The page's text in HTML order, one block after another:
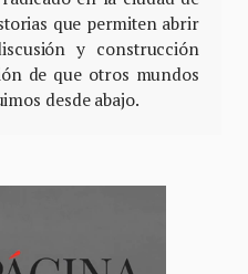
que permiten abrir
y construcción
de que otros mundos
desde abajo.